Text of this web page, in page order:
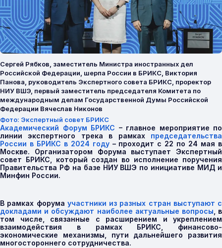
Сергей Рябков, заместитель Министра иностранных дел
Российской Федерации, шерпа России в БРИКС, Виктория
Панова, руководитель Экспертного совета БРИКС, проректор
НИУ ВШЭ, первый заместитель председателя Комитета по
международным делам Государственной Думы Российской
Федерации Вячеслав Никонов
Фото: Экспертный совет БРИКС
Академический Форум БРИКС – главное мероприятие по
линии экспертного трека в рамках председательства
России в БРИКС в 2024 году– проходит с 22 по 24 мая в
Москве. Организатором Форума выступает Экспертный
совет БРИКС, который создан во исполнение поручения
Правительства РФ на базе НИУ ВШЭ по инициативе МИД и
Минфин России.
В рамках форума участники из разных стран выступают с
докладами и обсуждают наиболее актуальные вопросы , в
том числе, связанные с расширением и укреплением
взаимодействия в рамках БРИКС, финансово-
экономические механизмы, пути дальнейшего развития
многостороннего сотрудничества.